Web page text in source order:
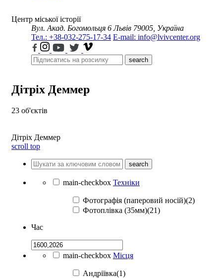
Центр міської історії
Вул. Акад. Богомольця 6 Львів 79005, Україна
Тел.: +38-032-275-17-34 E-mail: info@lvivcenter.org
search
Дітріх Деммер
23 об'єктів
Дітріх Деммер
scroll top
search
main-checkbox Техніки
Фотографія (паперовий носій)(2)
Фотоплівка (35мм)(21)
Час
main-checkbox Місця
Андріївка(1)